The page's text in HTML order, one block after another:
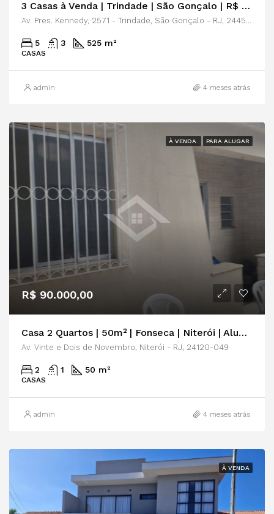
3 Casas à Venda | Trindade | São Gonçalo | R$ 550 mil
Av. Pres. Kennedy, 2571 - Trindade, São Gonçalo - RJ, 24455-045
5 3 525 m²
CASAS
admin 4 meses atrás
À VENDA PARA ALUGAR
R$ 90.000,00
Casa 2 Quartos | 50m² | Fonseca | Niterói | Aluguel ou Venda
Av. Vinte e Dois de Novembro, Niterói - RJ, 24120-049
2 1 50 m²
CASAS
admin 4 meses atrás
À VENDA